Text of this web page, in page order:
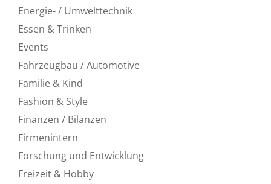
Energie- / Umwelttechnik
Essen & Trinken
Events
Fahrzeugbau / Automotive
Familie & Kind
Fashion & Style
Finanzen / Bilanzen
Firmenintern
Forschung und Entwicklung
Freizeit & Hobby